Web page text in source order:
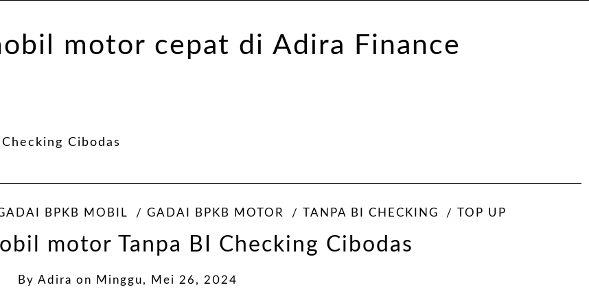
Cibodas
BPKB MOBIL GADAI BPKB MOTOR TANPA BI CHECKING TOP UP
motor Tanpa BI Checking Cibodas
By Adira on Minggu, Mei 26, 2024